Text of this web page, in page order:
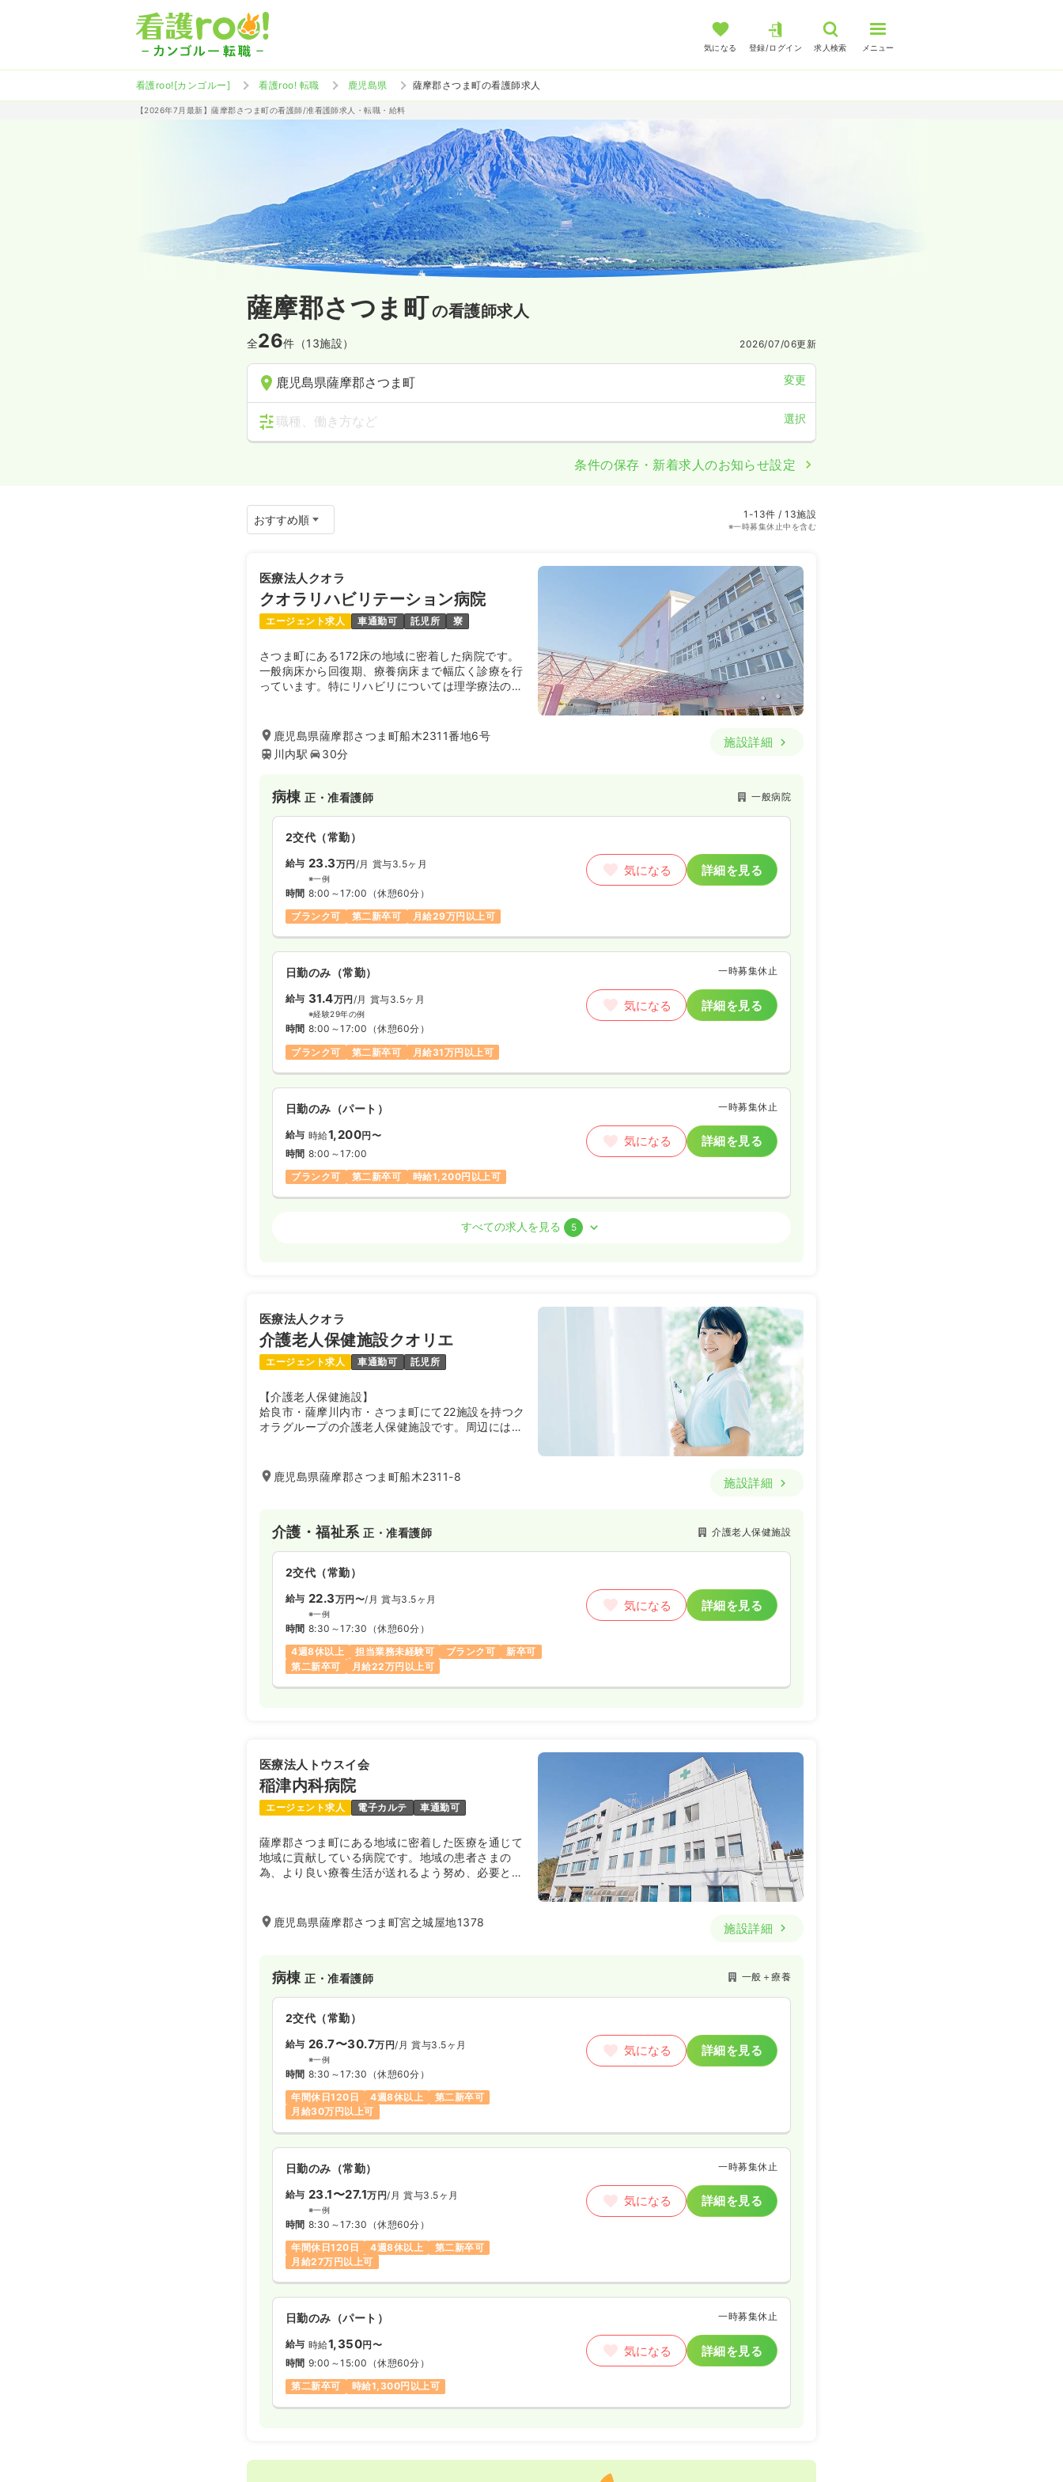
気になる 登録/ログイン 求人検索 メニュー
看護roo![カンゴルー] 看護roo! 転職 鹿児島県 薩摩郡さつま町の看護師求人
【2026年7月最新】薩摩郡さつま町の看護師/准看護師求人・転職・給料
薩摩郡さつま町の看護師求人
全26件（13施設） 2026/07/06更新
鹿児島県薩摩郡さつま町 変更
職種、働き方など 選択
条件の保存・新着求人のお知らせ設定
1-13件 / 13施設
※一時募集休止中を含む
医療法人クオラ
クオラリハビリテーション病院
エージェント求人 車通勤可 託児所 寮
さつま町にある172床の地域に密着した病院です。
一般病床から回復期、療養病床まで幅広く診療を行
っています。特にリハビリについては理学療法のス
鹿児島県薩摩郡さつま町船木2311番地6号
川内駅
30分
施設詳細
病棟正・准看護師 一般病院
2交代（常勤）
給与 23.3万円/月 賞与3.5ヶ月
※一例
時間 8:00～17:00 （休憩60分）
ブランク可
第二新卒可 月給29万円以上可
気になる 詳細を見る
日勤のみ（常勤） 一時募集休止
給与 31.4万円/月 賞与3.5ヶ月
※経験29年の例
時間 8:00～17:00 （休憩60分）
ブランク可
第二新卒可 月給31万円以上可
気になる 詳細を見る
日勤のみ（パート） 一時募集休止
給与 時給1,200円〜
時間 8:00～17:00
ブランク可
第二新卒可 時給1,200円以上可
気になる 詳細を見る
時間 8:30～17:30
日祝休み
月給25万円以上可
日勤のみ（パート） 一時募集休止
給与 時給1,200円〜
気になる 詳細を見る
日勤のみ（常勤） 一時募集休止
給与 16.6〜29.5
※一例
8:30～17:30 （休憩60分）
月給29万円以上可
透析正・准看護師
※一例
時間 7:30～16:30
ブランク可
月給19万円以上可
気になる 詳細を見る
訪問看護正看護師 一般病院
日勤のみ（常勤） 一時募集休止
※一例
すべての求人を見る 5
医療法人クオラ
介護老人保健施設クオリエ
エージェント求人 車通勤可 託児所
【介護老人保健施設】
姶良市・薩摩川内市・さつま町にて22施設を持つク
オラグループの介護老人保健施設です。周辺には同
薬局さつま等の施設があります。
鹿児島県薩摩郡さつま町船木2311-8 施設詳細
介護・福祉系正・准看護師 介護老人保健施設
2交代（常勤）
給与 22.3万円〜/月 賞与3.5ヶ月
※一例
時間 8:30～17:30 （休憩60分）
4週8休以上
担当業務未経験可 ブランク可
新卒可
第二新卒可
月給22万円以上可
気になる 詳細を見る
医療法人トウスイ会
稲津内科病院
エージェント求人 電子カルテ 車通勤可
薩摩郡さつま町にある地域に密着した医療を通じて
地域に貢献している病院です。地域の患者さまの
為、より良い療養生活が送れるよう努め、必要とさ
鹿児島県薩摩郡さつま町宮之城屋地1378 施設詳細
病棟正・准看護師 一般＋療養
2交代（常勤）
給与 26.7〜30.7万円/月 賞与3.5ヶ月
※一例
時間 8:30～17:30 （休憩60分）
年間休日120日
4週8休以上
第二新卒可
月給30万円以上可
気になる 詳細を見る
日勤のみ（常勤） 一時募集休止
給与 23.1〜27.1万円/月 賞与3.5ヶ月
※一例
時間 8:30～17:30 （休憩60分）
年間休日120日
4週8休以上
第二新卒可
月給27万円以上可
気になる 詳細を見る
日勤のみ（パート） 一時募集休止
給与 時給1,350円〜
時間 9:00～15:00 （休憩60分）
第二新卒可
時給1,300円以上可
気になる 詳細を見る